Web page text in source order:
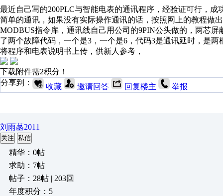
最近自己写的200PLC与智能电表的通讯程序，经验证可行，
简单的通讯，如果没有实际操作通讯的话，按照网上的教程做
MODBUS指令库，通讯线自己用公司的9PIN公头做的，两芯
了两个故障代码，一个是3，一个是6，代码3是通讯延时，是
将程序和电表说明书上传，供新人参考，
下载附件需2积分！
分享到：
收藏 邀请回答 回复楼主 举报
刘雨菡2011
关注 私信
精华：0帖
求助：7帖
帖子：28帖 | 203回
年度积分：5